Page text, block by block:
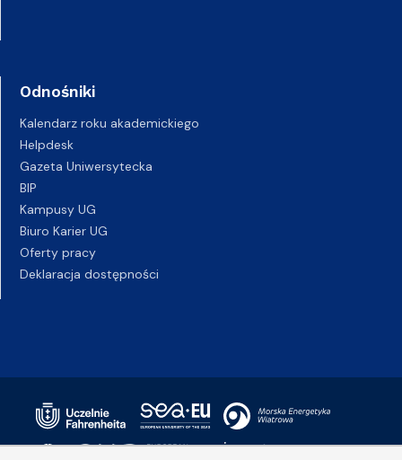
Odnośniki
Kalendarz roku akademickiego
Helpdesk
Gazeta Uniwersytecka
BIP
Kampusy UG
Biuro Karier UG
Oferty pracy
Deklaracja dostępności